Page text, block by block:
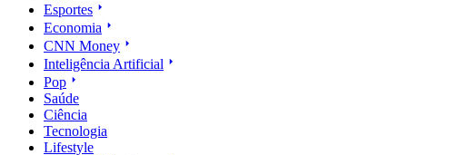
Esportes
Economia
CNN Money
Inteligência Artificial
Pop
Saúde
Ciência
Tecnologia
Lifestyle